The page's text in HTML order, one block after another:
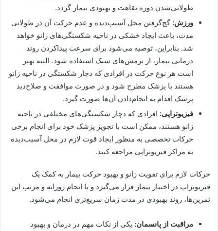
طولانی‌شدن دوره نقاهت و بهبودی بیمار گردد.
ورزش: گچ‌گرفتن محل آسیب‌دیده و عدم حرکت آن در طولانی
مدت، باعث ایجاد خشکی در ناحیه شکستگی‌های زانو خواهد
شد. بنابراین، توصیه می‌شود برای سرعت پیدا‌کردن روند
درمانی بیمار، از نرمش‌های سبک استفاده شود. البته بهتر
است هر نوع حرکت در افرادی که دچار شکستگی در ناحیه زانو
هستند با پزشک مطرح شود و در صورت موافقت و صلاح‌دید
پزشک اقدام به انجام‌دادن آن‌ها صورت گیرد.
فیزیوتراپی: افرادی که دچار شکستگی‌های مختلفی در ناحیه
زانو هستند، ممکن است با تجویز پزشک خود برای انجام برخی
حرکات تخصصی به منظور ایجاد قوت لازم در محل آسیب‌دیده
به مراکز فیزیوتراپی مراجعه کنند.
حرکات لازم برای تقویت زانو و بهبود حرکت بیمار به کمک یک
فیزیوتراپ در اختیار بیمار قرار می‌گیرد و با انجام روزانه و مرتب این
تمرین‌ها، روند بهبودی در مدت زمان سریع‌تری انجام می‌شود.
مراقبت از پانسمان‌: یکی از نکات مهم در درمان و بهبود